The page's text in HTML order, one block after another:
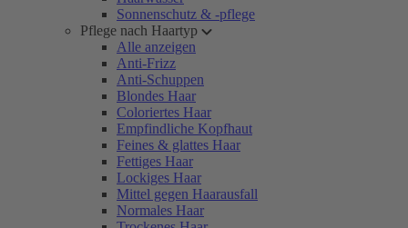
Sonnenschutz & -pflege
Pflege nach Haartyp
Alle anzeigen
Anti-Frizz
Anti-Schuppen
Blondes Haar
Coloriertes Haar
Empfindliche Kopfhaut
Feines & glattes Haar
Fettiges Haar
Lockiges Haar
Mittel gegen Haarausfall
Normales Haar